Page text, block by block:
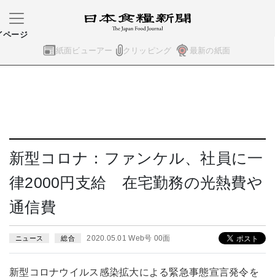
紙面ビューアー クリッピング 最新の紙面
ページ
新型コロナ：ファンケル、社員に一
律2000円支給 在宅勤務の光熱費や
通信費
ニュース 総合 2020.05.01 Web号 00面
新型コロナウイルス感染拡大による緊急事態宣言発令を